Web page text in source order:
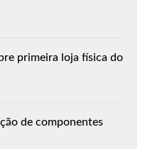
primeira loja física do
de componentes